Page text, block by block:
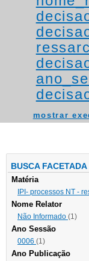
mostrar
BUSCA FACETADA
Matéria
IPI- processos NT -
Nome Relator
Não Informado (1)
Ano Sessão
0006 (1)
Ano Publicação